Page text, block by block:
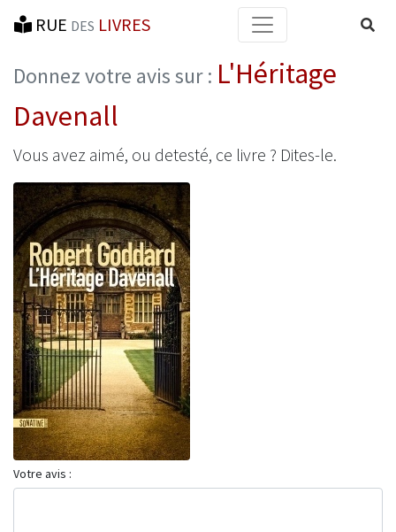
RUE DES LIVRES
Donnez votre avis sur : L'Héritage
Davenall
Vous avez aimé, ou detesté, ce livre ? Dites-le.
Votre avis :